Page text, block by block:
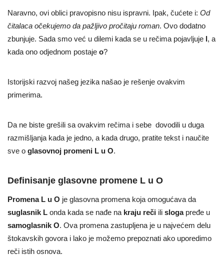
Naravno, ovi oblici pravopisno nisu ispravni. Ipak, čućete i: Od
čitalaca očekujemo da pažljivo pročitaju roman. Ovo dodatno
zbunjuje. Sada smo već u dilemi kada se u rečima pojavljuje l, a
kada ono odjednom postaje o?
Istorijski razvoj našeg jezika našao je rešenje ovakvim
primerima.
Da ne biste grešili sa ovakvim rečima i sebe dovodili u duga
razmišljanja kada je jedno, a kada drugo, pratite tekst i naučite
sve o glasovnoj promeni L u O.
Definisanje glasovne promene L u O
Promena L u O je glasovna promena koja omogućava da
suglasnik L onda kada se nađe na kraju reči ili slogapređe u
samoglasnik O. Ova promena zastupljena je u najvećem delu
štokavskih govora i lako je možemo prepoznati ako uporedimo
reči istih osnova.